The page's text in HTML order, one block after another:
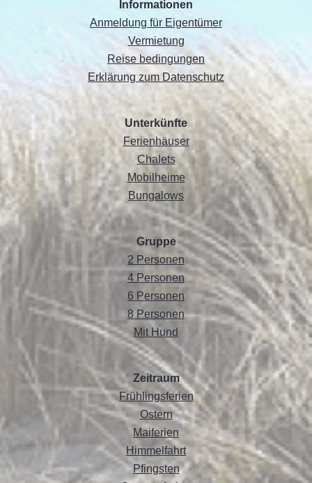
Informationen
Anmeldung für Eigentümer
Vermietung
Reise bedingungen
Erklärung zum Datenschutz
Unterkünfte
Ferienhäuser
Chalets
Mobilheime
Bungalows
Gruppe
2 Personen
4 Personen
6 Personen
8 Personen
Mit Hund
Zeitraum
Frühlingsferien
Ostern
Maiferien
Himmelfahrt
Pfingsten